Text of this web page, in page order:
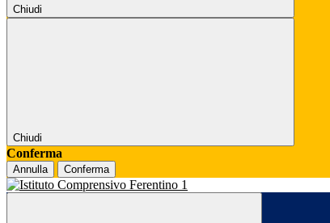
Chiudi
Chiudi
Conferma
Annulla Conferma